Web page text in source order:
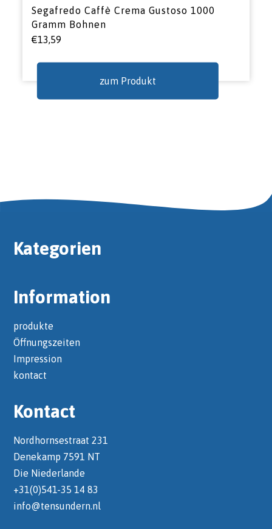
Segafredo Caffè Crema Gustoso 1000
Gramm Bohnen
€13,59
zum Produkt
Kategorien
Information
produkte
Öffnungszeiten
Impression
kontact
Kontact
Nordhornsestraat 231
Denekamp 7591 NT
Die Niederlande
+31(0)541-35 14 83
info@tensundern.nl